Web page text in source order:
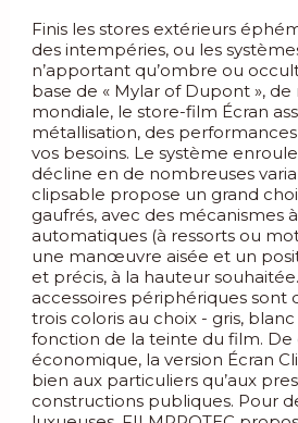
Finis les stores extérieurs
des intempéries, ou les
n’apportant qu’ombre ou
base de « Mylar of Dupont »,
mondiale, le store-film Écran
métallisation, des
vos besoins. Le système
décline en de nombreuses
clipsable propose un grand
gaufrés, avec des mécanismes
automatiques (à ressorts ou
une manœuvre aisée et un
et précis, à la hauteur
accessoires périphériques sont
trois coloris au choix - gris,
fonction de la teinte du film.
économique, la version Écran
bien aux particuliers qu’aux
constructions publiques. Pour